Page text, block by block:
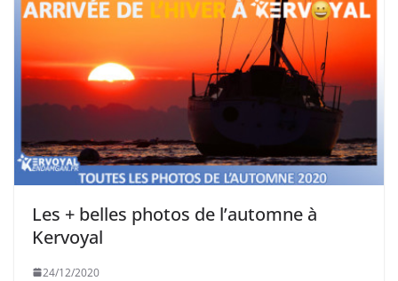
Les + belles photos de l’automne à
Kervoyal
24/12/2020